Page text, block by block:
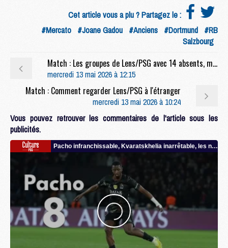
Cet article vous a plu ? Partagez le :
#Mercato #Joane Gadou #Anciens #Dortmund #RB
Salzbourg
Match : Les groupes de Lens/PSG avec 14 absents, mais plusieurs jeunes
mercredi 13 mai 2026 à 12:15
Match : Comment regarder Lens/PSG à l'étranger
mercredi 13 mai 2026 à 10:24
Vous pouvez retrouver les commentaires de l'article sous les
publicités.